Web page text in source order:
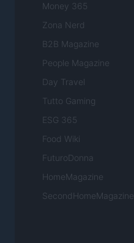
Money 365
Zona Nerd
B2B Magazine
People Magazine
Day Travel
Tutto Gaming
ESG 365
Food Wiki
FuturoDonna
HomeMagazine
SecondHomeMagazine